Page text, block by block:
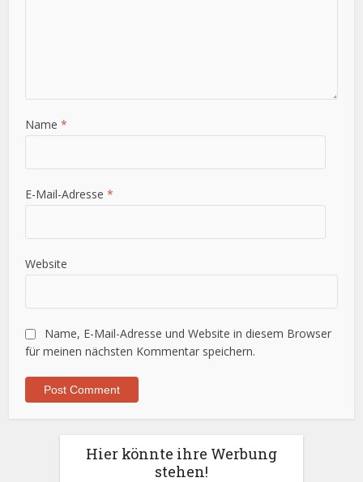
Name*
E-Mail-Adresse*
Website
Name, E-Mail-Adresse und Website in diesem Browser
für meinen nächsten Kommentar speichern.
Hier könnte ihre Werbung
stehen!